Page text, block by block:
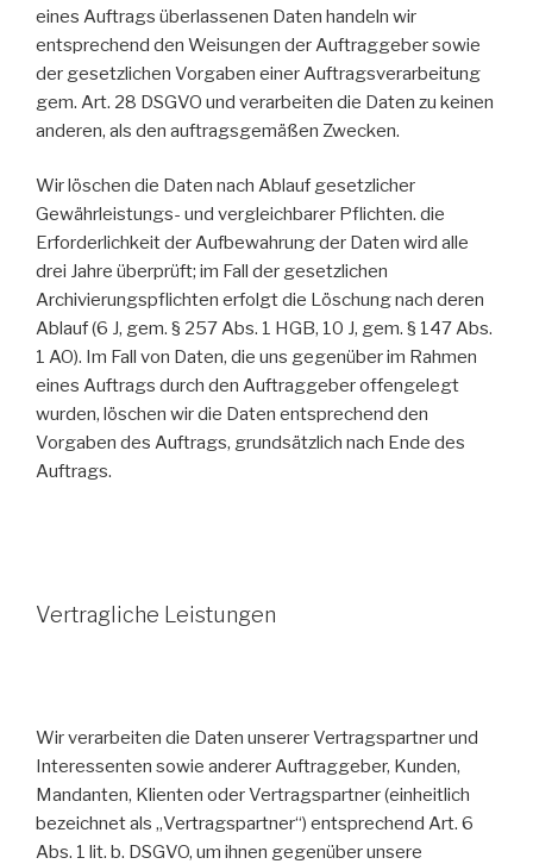
eines Auftrags überlassenen Daten handeln wir
entsprechend den Weisungen der Auftraggeber sowie
der gesetzlichen Vorgaben einer Auftragsverarbeitung
gem. Art. 28 DSGVO und verarbeiten die Daten zu keinen
anderen, als den auftragsgemäßen Zwecken.
Wir löschen die Daten nach Ablauf gesetzlicher
Gewährleistungs- und vergleichbarer Pflichten. die
Erforderlichkeit der Aufbewahrung der Daten wird alle
drei Jahre überprüft; im Fall der gesetzlichen
Archivierungspflichten erfolgt die Löschung nach deren
Ablauf (6 J, gem. § 257 Abs. 1 HGB, 10 J, gem. § 147 Abs.
1 AO). Im Fall von Daten, die uns gegenüber im Rahmen
eines Auftrags durch den Auftraggeber offengelegt
wurden, löschen wir die Daten entsprechend den
Vorgaben des Auftrags, grundsätzlich nach Ende des
Auftrags.
Vertragliche Leistungen
Wir verarbeiten die Daten unserer Vertragspartner und
Interessenten sowie anderer Auftraggeber, Kunden,
Mandanten, Klienten oder Vertragspartner (einheitlich
bezeichnet als „Vertragspartner“) entsprechend Art. 6
Abs. 1 lit. b. DSGVO, um ihnen gegenüber unsere